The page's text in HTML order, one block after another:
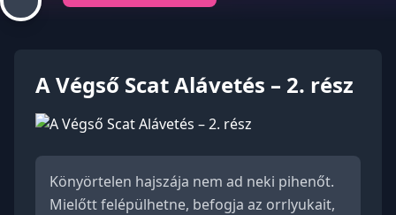
A Végső Scat Alávetés – 2. rész
Könyörtelen hajszája nem ad neki pihenőt.
Mielőtt felépülhetne, befogja az orrlyukait,